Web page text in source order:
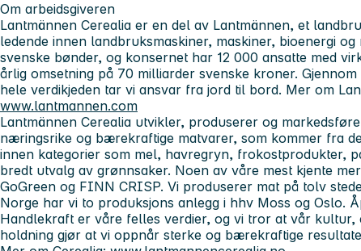
Om arbeidsgiveren
Lantmännen Cerealia er en del av Lantmännen, et
ledende innen landbruksmaskiner, maskiner, bioenergi og
svenske bønder, og konsernet har 12 000 ansatte med
årlig omsetning på 70 milliarder svenske kroner.
hele verdikjeden tar vi ansvar fra jord til bord. Mer om
www.lantmannen.com
Lantmännen Cerealia utvikler, produserer og
næringsrike og bærekraftige matvarer, som kommer fra
innen kategorier som mel, havregryn, frokostprodukter,
bredt utvalg av grønnsaker. Noen av våre mest kjente
GoGreen og FINN CRISP. Vi produserer mat på tolv
Norge har vi to produksjons anlegg i hhv Moss og Oslo.
Handlekraft er våre felles verdier, og vi tror at vår kultur,
holdning gjør at vi oppnår sterke og bærekraftige